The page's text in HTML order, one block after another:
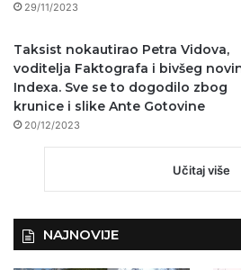
29/11/2023
Taksist nokautirao Petra Vidova,
voditelja Faktografa i bivšeg
Indexa. Sve se to dogodilo zbog
krunice i slike Ante Gotovine
20/12/2023
Učitaj više
NAJNOVIJE